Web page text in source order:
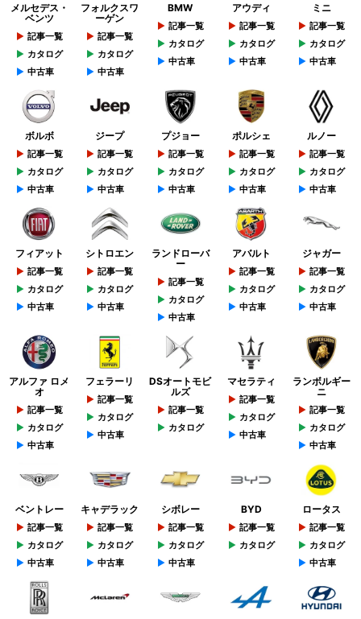
メルセデス・
ベンツ
記事一覧
カタログ
中古車
フォルクスワ
ーゲン
記事一覧
カタログ
中古車
BMW
記事一覧
カタログ
中古車
アウディ
記事一覧
カタログ
中古車
ミニ
記事一覧
カタログ
中古車
ボルボ
記事一覧
カタログ
中古車
ジープ
記事一覧
カタログ
中古車
プジョー
記事一覧
カタログ
中古車
ポルシェ
記事一覧
カタログ
中古車
ルノー
記事一覧
カタログ
中古車
フィアット
記事一覧
カタログ
中古車
シトロエン
記事一覧
カタログ
中古車
ランドローバ
ー
記事一覧
カタログ
中古車
アバルト
記事一覧
カタログ
中古車
ジャガー
記事一覧
カタログ
中古車
アルファ ロメ
オ
記事一覧
カタログ
中古車
フェラーリ
記事一覧
カタログ
中古車
DSオートモビ
ルズ
記事一覧
カタログ
マセラティ
記事一覧
カタログ
中古車
ランボルギー
ニ
記事一覧
カタログ
中古車
ベントレー
記事一覧
カタログ
中古車
キャデラック
記事一覧
カタログ
中古車
シボレー
記事一覧
カタログ
中古車
BYD
記事一覧
カタログ
ロータス
記事一覧
カタログ
中古車